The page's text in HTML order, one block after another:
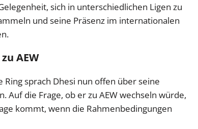
sich in unterschiedlichen Ligen zu
und seine Präsenz im internationalen
AEW
sprach Dhesi nun offen über seine
Auf die Frage, ob er zu AEW wechseln würde,
kommt, wenn die Rahmenbedingungen